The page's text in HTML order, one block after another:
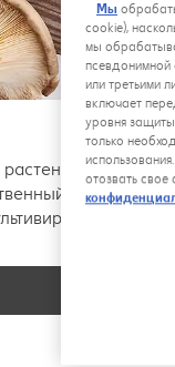
ни
род.
Мы
cookie),
мы
псевдонимной
или третьими
включает
уровня
только
отозвать